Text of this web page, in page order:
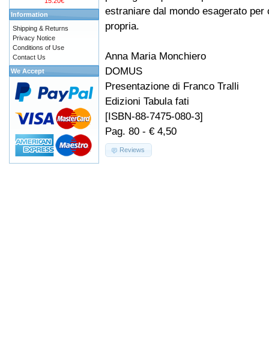
estraniare dal mondo esagerato
propria.
Anna Maria Monchiero
DOMUS
Presentazione di Franco Tralli
Edizioni Tabula fati
[ISBN-88-7475-080-3]
Pag. 80 - € 4,50
Reviews
Information
Shipping & Returns
Privacy Notice
Conditions of Use
Contact Us
We Accept